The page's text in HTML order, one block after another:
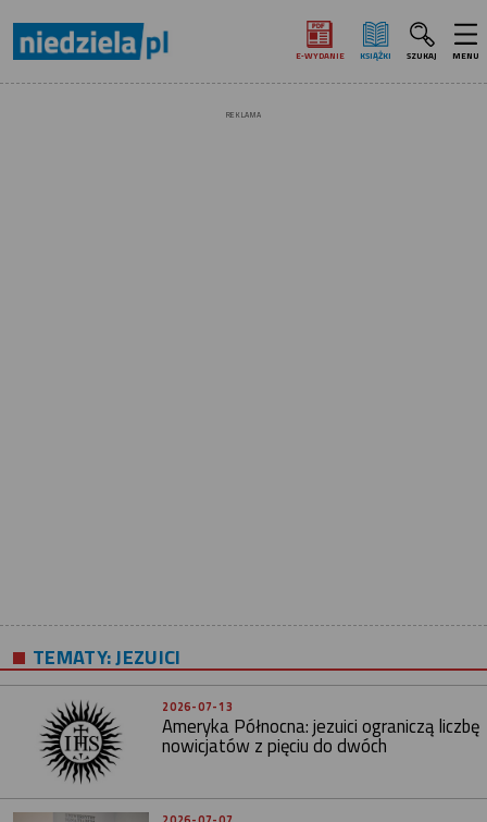
E‑WYDANIE KSIĄŻKI SZUKAJ MENU
REKLAMA
TEMATY:JEZUICI
2026-07-13
Ameryka Północna: jezuici ograniczą liczbę
nowicjatów z pięciu do dwóch